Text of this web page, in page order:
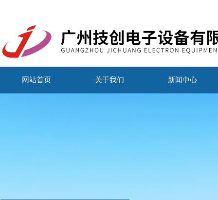
网站首页 关于我们 新闻中心